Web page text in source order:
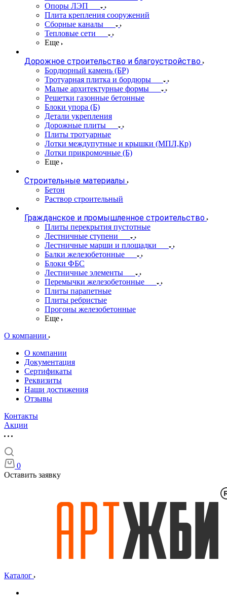
Опоры ЛЭП
Плита крепления сооружений
Сборные каналы
Тепловые сети
Еще
Дорожное строительство и благоустройство
Бордюрный камень (БР)
Тротуарная плитка и бордюры
Малые архитектурные формы
Решетки газонные бетонные
Блоки упора (Б)
Детали укрепления
Дорожные плиты
Плиты тротуарные
Лотки междупутные и крышки (МПЛ,Кр)
Лотки прикромочные (Б)
Еще
Строительные материалы
Бетон
Раствор строительный
Гражданское и промышленное строительство
Плиты перекрытия пустотные
Лестничные ступени
Лестничные марши и площадки
Балки железобетонные
Блоки ФБС
Лестничные элементы
Перемычки железобетонные
Плиты парапетные
Плиты ребристые
Прогоны железобетонные
Еще
О компании
О компании
Документация
Сертификаты
Реквизиты
Наши достижения
Отзывы
Контакты
Акции
0
Оставить заявку
Каталог